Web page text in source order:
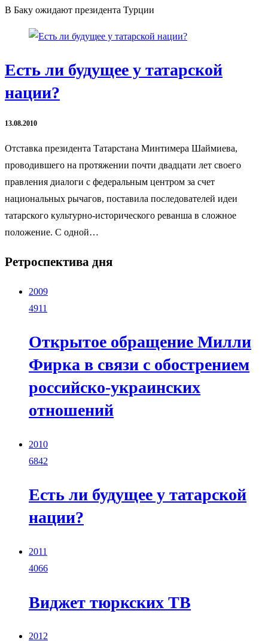
В Баку ожидают президента Турции
Есть ли будущее у татарской
нации?
13.08.2010
Отставка президента Татарстана Минтимера Шаймиева,
проводившего на протяжении почти двадцати лет своего
правления диалоги с федеральным центром за счет
национальных рычагов, поставила последователей идеи
татарского культурно-исторического реванша в сложное
положение. С одной…
Ретроспектива дня
2009
4911
Открытое обращение Милли
Фирка в связи с обострением
российско-украинских
отношений
2010
6842
Есть ли будущее у татарской
нации?
2011
4066
Виджет тюркских ТВ
2012